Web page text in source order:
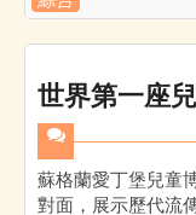
世界第一座
蘇格蘭愛丁堡兒童
對面，展示歷代流